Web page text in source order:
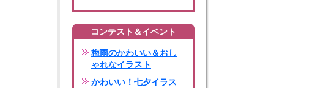
コンテスト＆イベント
梅雨のかわいい＆おし
ゃれなイラスト
かわいい！七夕イラス